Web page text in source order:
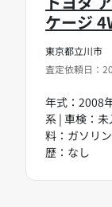
東京都立川市
査定依頼日：
ケージ
年式：2008
系 | 車検：
料：ガソリ
歴：なし